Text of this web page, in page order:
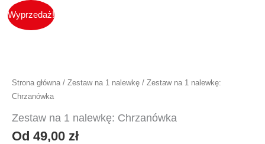
Wyprzedaż!
Strona główna / Zestaw na 1 nalewkę / Zestaw na 1 nalewkę:
Chrzanówka
Zestaw na 1 nalewkę: Chrzanówka
Od 49,00 zł
ilość
Zestaw
Chrzanówka